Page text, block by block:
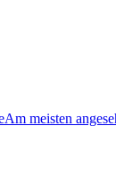
Am meisten